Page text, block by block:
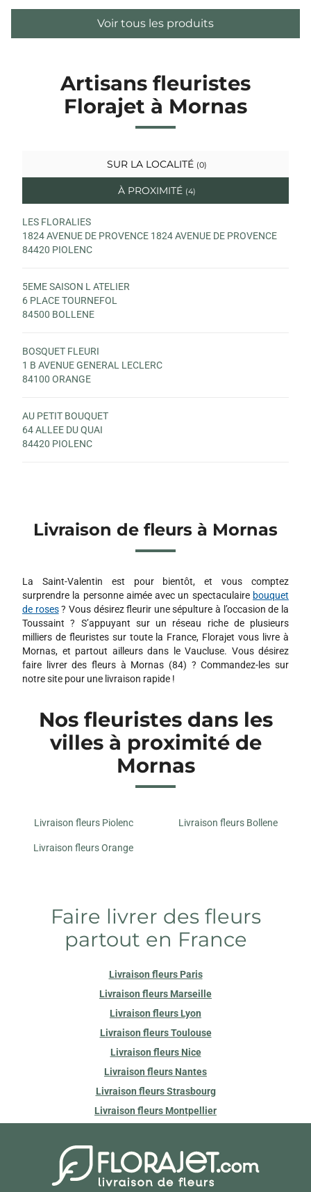
Voir tous les produits
Artisans fleuristes
Florajet à Mornas
SUR LA LOCALITÉ (0)
À PROXIMITÉ (4)
LES FLORALIES
1824 AVENUE DE PROVENCE 1824 AVENUE DE PROVENCE
84420 PIOLENC
5EME SAISON L ATELIER
6 PLACE TOURNEFOL
84500 BOLLENE
BOSQUET FLEURI
1 B AVENUE GENERAL LECLERC
84100 ORANGE
AU PETIT BOUQUET
64 ALLEE DU QUAI
84420 PIOLENC
Livraison de fleurs à Mornas
La Saint-Valentin est pour bientôt, et vous comptez
surprendre la personne aimée avec un spectaculaire bouquet
de roses? Vous désirez fleurir une sépulture à l’occasion de la
Toussaint ? S’appuyant sur un réseau riche de plusieurs
milliers de fleuristes sur toute la France, Florajet vous livre à
Mornas, et partout ailleurs dans le Vaucluse. Vous désirez
faire livrer des fleurs à Mornas (84) ? Commandez-les sur
notre site pour une livraison rapide !
Nos fleuristes dans les
villes à proximité de
Mornas
Livraison fleurs Piolenc Livraison fleurs Bollene
Livraison fleurs Orange
Faire livrer des fleurs
partout en France
Livraison fleurs Paris
Livraison fleurs Marseille
Livraison fleurs Lyon
Livraison fleurs Toulouse
Livraison fleurs Nice
Livraison fleurs Nantes
Livraison fleurs Strasbourg
Livraison fleurs Montpellier